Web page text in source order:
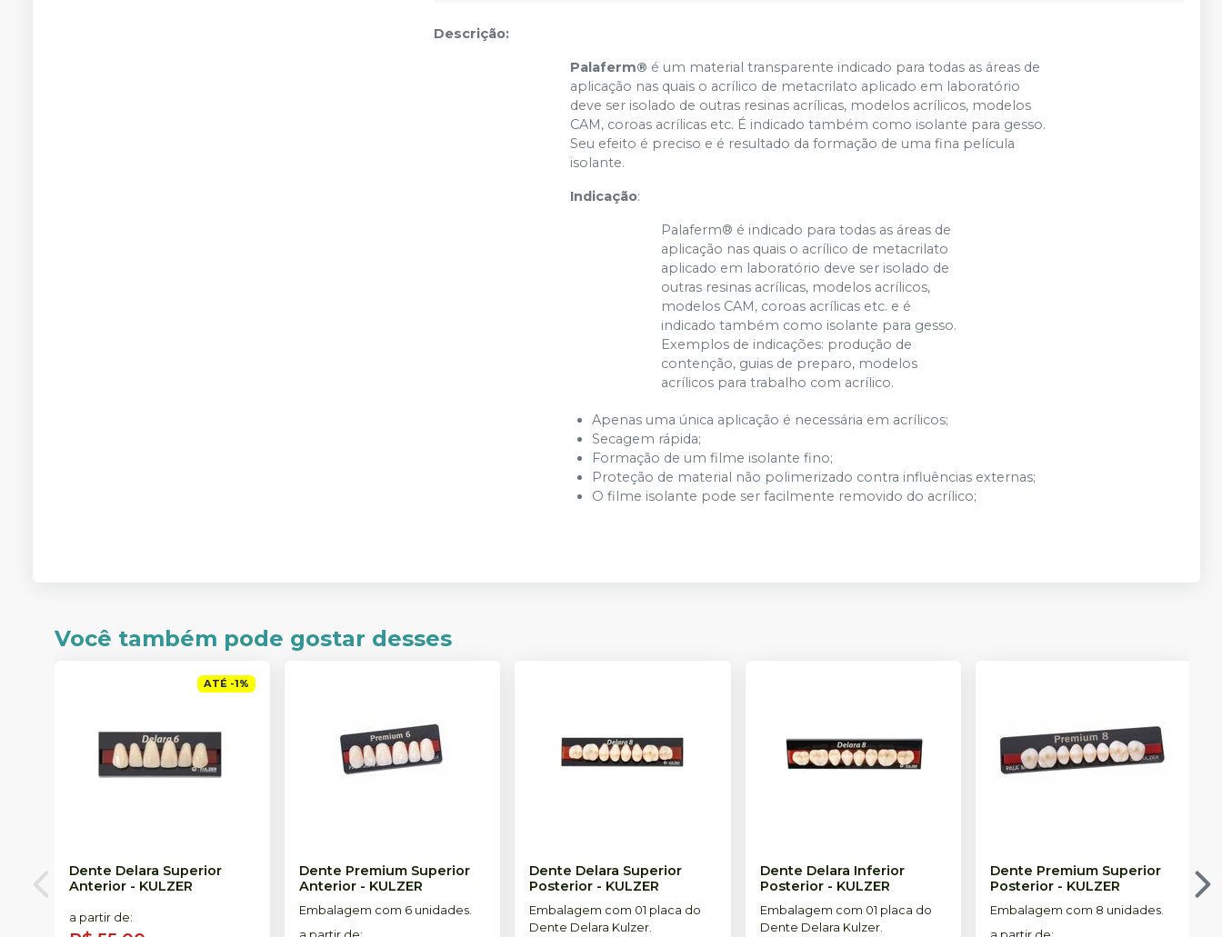
Descrição:
Palaferm® é um material transparente indicado para todas as áreas de
aplicação nas quais o acrílico de metacrilato aplicado em laboratório
deve ser isolado de outras resinas acrílicas, modelos acrílicos, modelos
CAM, coroas acrílicas etc. É indicado também como isolante para gesso.
Seu efeito é preciso e é resultado da formação de uma fina película
isolante.
Indicação:
Palaferm® é indicado para todas as áreas de
aplicação nas quais o acrílico de metacrilato
aplicado em laboratório deve ser isolado de
outras resinas acrílicas, modelos acrílicos,
modelos CAM, coroas acrílicas etc. e é
indicado também como isolante para gesso.
Exemplos de indicações: produção de
contenção, guias de preparo, modelos
acrílicos para trabalho com acrílico.
Apenas uma única aplicação é necessária em acrílicos;
Secagem rápida;
Formação de um filme isolante fino;
Proteção de material não polimerizado contra influências externas;
O filme isolante pode ser facilmente removido do acrílico;
Você também pode gostar desses
ATÉ -1%
Dente Delara Superior
Anterior - KULZER
a partir de:
Dente Premium Superior
Anterior - KULZER
Embalagem com 6 unidades.
Dente Delara Superior
Posterior - KULZER
Embalagem com 01 placa do
Dente Delara Kulzer.
Dente Delara Inferior
Posterior - KULZER
Embalagem com 01 placa do
Dente Delara Kulzer.
Dente Premium Superior
Posterior- KULZER
Embalagem com 8 unidades.